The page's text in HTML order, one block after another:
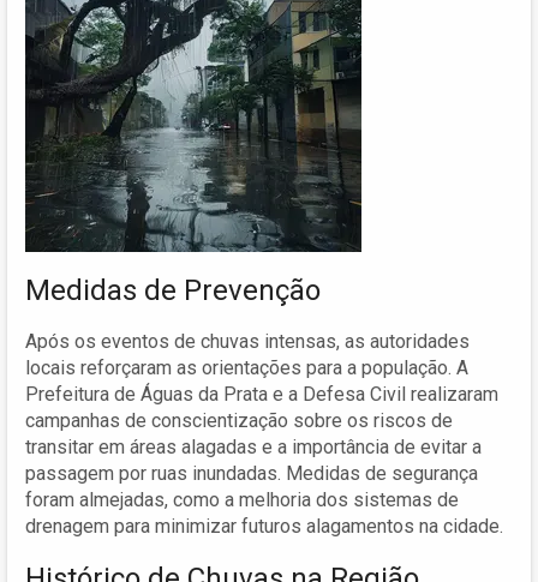
Medidas de Prevenção
Após os eventos de chuvas intensas, as autoridades
locais reforçaram as orientações para a população. A
Prefeitura de Águas da Prata e a Defesa Civil realizaram
campanhas de conscientização sobre os riscos de
transitar em áreas alagadas e a importância de evitar a
passagem por ruas inundadas. Medidas de segurança
foram almejadas, como a melhoria dos sistemas de
drenagem para minimizar futuros alagamentos na cidade.